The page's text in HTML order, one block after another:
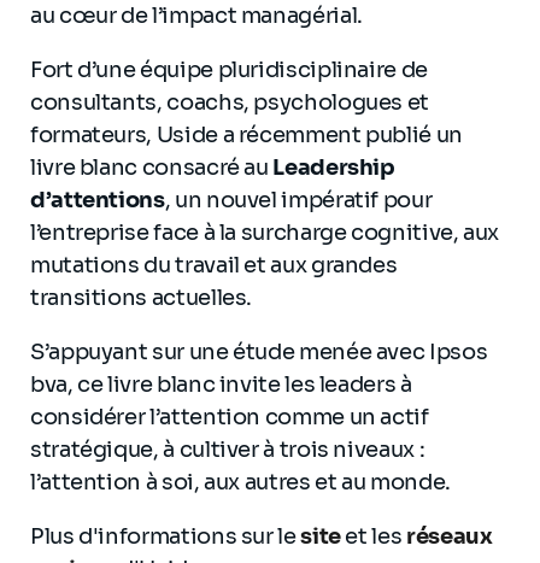
au cœur de l’impact managérial.
Fort d’une équipe pluridisciplinaire de
consultants, coachs, psychologues et
formateurs, Uside a récemment publié un
livre blanc consacré au Leadership
d’attentions, un nouvel impératif pour
l’entreprise face à la surcharge cognitive, aux
mutations du travail et aux grandes
transitions actuelles.
S’appuyant sur une étude menée avec Ipsos
bva, ce livre blanc invite les leaders à
considérer l’attention comme un actif
stratégique, à cultiver à trois niveaux :
l’attention à soi, aux autres et au monde.
Plus d'informations sur lesiteet les réseaux